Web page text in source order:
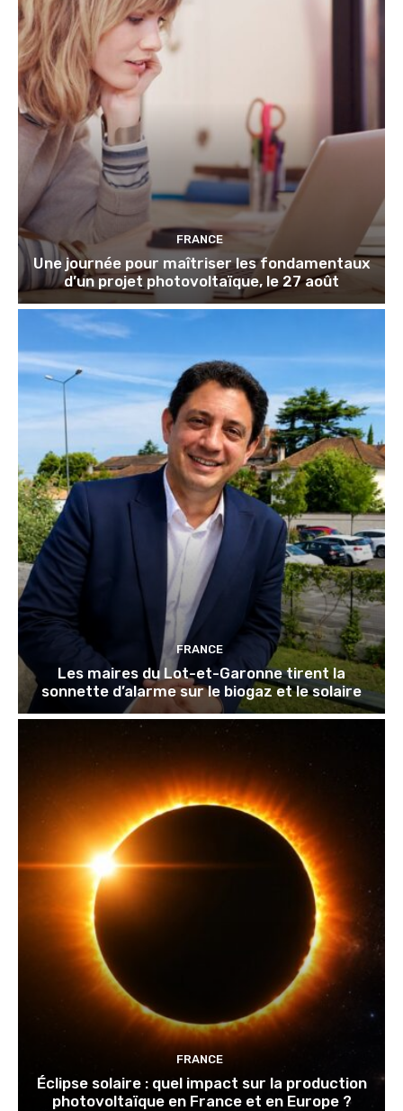
FRANCE
Une journée pour maîtriser les fondamentaux
d’un projet photovoltaïque, le 27 août
FRANCE
Les maires du Lot-et-Garonne tirent la
sonnette d’alarme sur le biogaz et le solaire
FRANCE
Éclipse solaire : quel impact sur la production
photovoltaïque en France et en Europe ?